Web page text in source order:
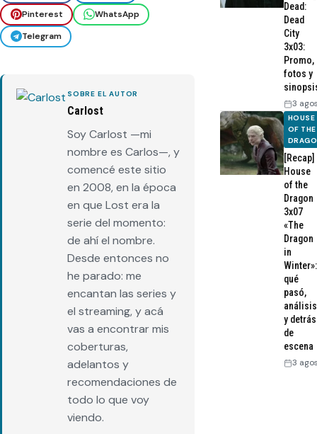
Pinterest
WhatsApp
Telegram
SOBRE EL AUTOR
Carlost
Soy Carlost —mi
nombre es Carlos—, y
comencé este sitio
en 2008, en la época
en que Lost era la
serie del momento:
de ahí el nombre.
Desde entonces no
he parado: me
encantan las series y
el streaming, y acá
vas a encontrar mis
coberturas,
adelantos y
recomendaciones de
todo lo que voy
viendo.
Dead:
Dead
City
3x03:
Promo,
fotos y
3
HOUSE
OF THE
[Recap]
House
of the
Dragon
3x07
«The
Dragon
in
Winter»:
qué
pasó,
análisis
y detrás
de
escena
3